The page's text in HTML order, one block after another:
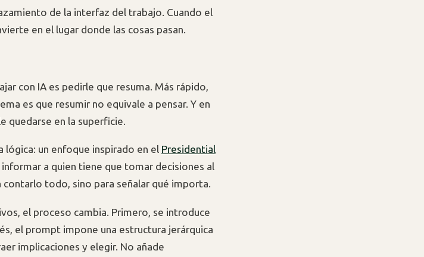
de la interfaz del trabajo. Cuando el
en el lugar donde las cosas pasan.
con IA es pedirle que resuma. Más rápido,
es que resumir no equivale a pensar. Y en
quedarse en la superficie.
un enfoque inspirado en el Presidential
a quien tiene que tomar decisiones al
todo, sino para señalar qué importa.
el proceso cambia. Primero, se introduce
el prompt impone una estructura jerárquica
implicaciones y elegir. No añade